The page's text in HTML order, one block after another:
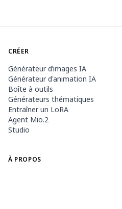
CRÉER
Générateur d’images IA
Générateur d'animation IA
Boîte à outils
Générateurs thématiques
Entraîner un LoRA
Agent Mio.2
Studio
À PROPOS